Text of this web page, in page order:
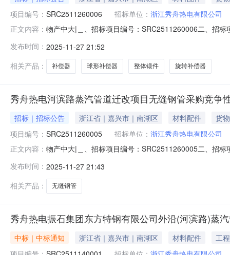
项目编号： SRC2511260006 招标单位： 浙江秀舟热电有限公司
正文内容： 物产中大|＿、招标项目编号：SRC2511260006二、招
投标文件截止时间：2025年12月03日（二）投标文件递
联系人
发布时间： 2025-11-27 21:52
相关产品：
补偿器 球形补偿器 整体锻件 旋转补偿器
秀舟热电河滨路蒸汽管道迁改项目无缝钢管采购竞争
招标｜招标公告 浙江省｜嘉兴市｜南湖区 材料配件
货物
项目编号： SRC2511260005 招标单位： 浙江秀舟热电有限公司
正文内容： 物产中大|＿、招标项目编号：SRC2511260005二、招
交投标文件截止时间：2025年12月03日（二）投标文件
称：/联系
发布时间： 2025-11-27 21:43
相关产品：
无缝钢管
秀舟热电振石集团东方特钢有限公司外沿(河滨路)蒸
中标｜中标通知 浙江省｜嘉兴市｜南湖区 材料配件
工程